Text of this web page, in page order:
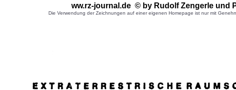
ww.rz-journal.de © by Rudolf Zengerle und
Die Verwendung der Zeichnungen auf einer eigenen Homepage ist nur mit